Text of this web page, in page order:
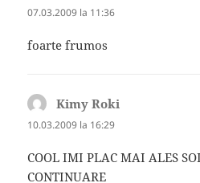
07.03.2009 la 11:36
foarte frumos
Kimy Roki
10.03.2009 la 16:29
COOL IMI PLAC MAI ALES
CONTINUARE